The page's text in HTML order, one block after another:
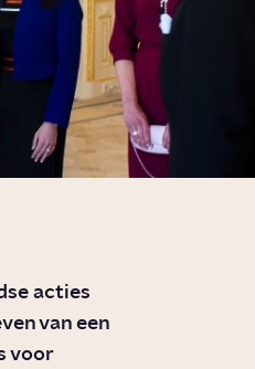
acties
van een
voor